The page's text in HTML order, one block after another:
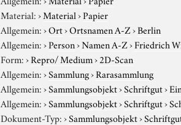
Material:›Material›Papier
Allgemein:›Ort›Ortsnamen A-Z›Berlin
Allgemein:›Person›Namen A-Z›Friedrich
Form:›Repro/ Medium›2D-Scan
Allgemein:›Sammlung›Rarasammlung
Allgemein:›Sammlungsobjekt›Schriftgut›
Allgemein:›Sammlungsobjekt›Schriftgut›
Dokument-Typ:›Sammlungsobjekt›